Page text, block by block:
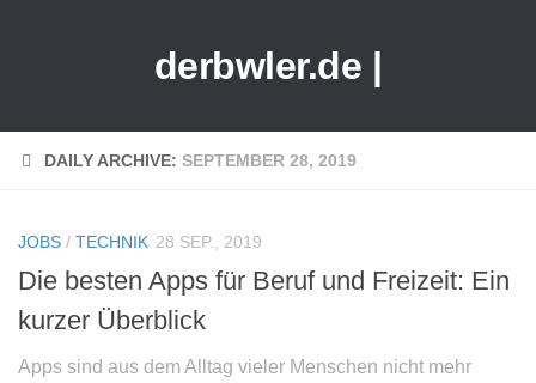
derbwler.de |
DAILY ARCHIVE: SEPTEMBER 28, 2019
JOBS / TECHNIK 28 SEP., 2019
Die besten Apps für Beruf und Freizeit: Ein
kurzer Überblick
Apps sind aus dem Alltag vieler Menschen nicht mehr